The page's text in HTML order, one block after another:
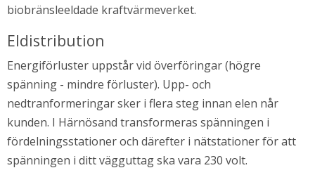
biobränsleeldade kraftvärmeverket.
Eldistribution
Energiförluster uppstår vid överföringar (högre
spänning - mindre förluster). Upp- och
nedtranformeringar sker i flera steg innan elen når
kunden. I Härnösand transformeras spänningen i
fördelningsstationer och därefter i nätstationer för att
spänningen i ditt vägguttag ska vara 230 volt.